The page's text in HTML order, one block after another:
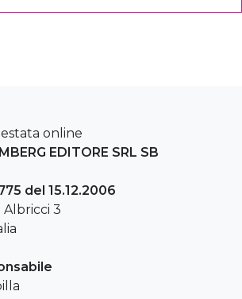
online
EDITORE SRL SB
del 15.12.2006
Albricci 3